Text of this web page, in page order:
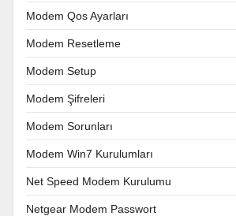
Modem Qos Ayarları
Modem Resetleme
Modem Setup
Modem Şifreleri
Modem Sorunları
Modem Win7 Kurulumları
Net Speed Modem Kurulumu
Netgear Modem Passwort